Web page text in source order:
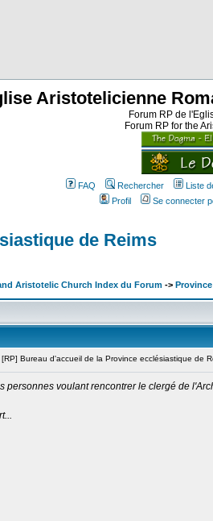
Aristotelicienne
Forum RP de
Forum RP for the
FAQ Rechercher Liste
Profil
Se connecter
de Reims
Aristotelic Church Index du Forum ->
Bureau d'accueil de la Province ecclésiastique de
voulant rencontrer le clergé de